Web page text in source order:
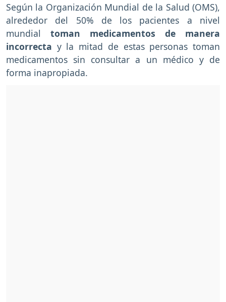
Según la Organización Mundial de la Salud (OMS),
alrededor del 50% de los pacientes a nivel
mundial toman medicamentos de manera
incorrecta y la mitad de estas personas toman
medicamentos sin consultar a un médico y de
forma inapropiada.